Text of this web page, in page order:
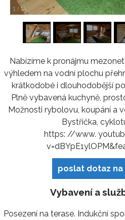
1 / 15
Nabízíme k pronájmu
výhledem na vodní plochu
krátkodobé i dlouhodobější
Plně vybavená kuchyně,
Možnosti rybolovu, koupání a
Bystřička,
https: //www.
poslat dotaz
Vybavení a
Posezení na terase. Indukční